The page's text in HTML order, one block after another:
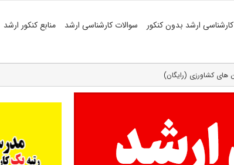
کارشناسی ارشد بدون کنکور سوالات کارشناسی ارشد منابع کنکور ارشد